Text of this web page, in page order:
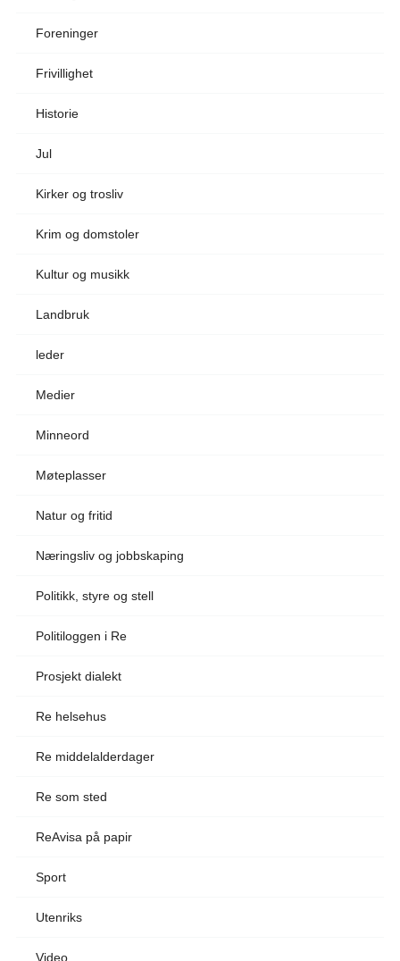
Foreninger
Frivillighet
Historie
Jul
Kirker og trosliv
Krim og domstoler
Kultur og musikk
Landbruk
leder
Medier
Minneord
Møteplasser
Natur og fritid
Næringsliv og jobbskaping
Politikk, styre og stell
Politiloggen i Re
Prosjekt dialekt
Re helsehus
Re middelalderdager
Re som sted
ReAvisa på papir
Sport
Utenriks
Video